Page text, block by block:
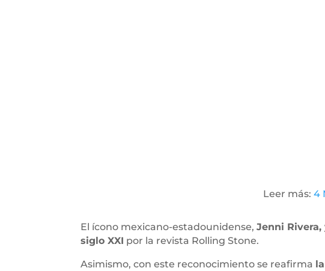
Leer más: 4
El ícono mexicano-estadounidense,Jenni
siglo XXI por la revista Rolling Stone.
Asimismo, con este reconocimiento se reafirma